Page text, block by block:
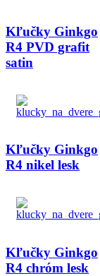
Kľučky Ginkgo
R4 PVD grafit
satin
Kľučky Ginkgo
R4 nikel lesk
Kľučky Ginkgo
R4 chróm lesk